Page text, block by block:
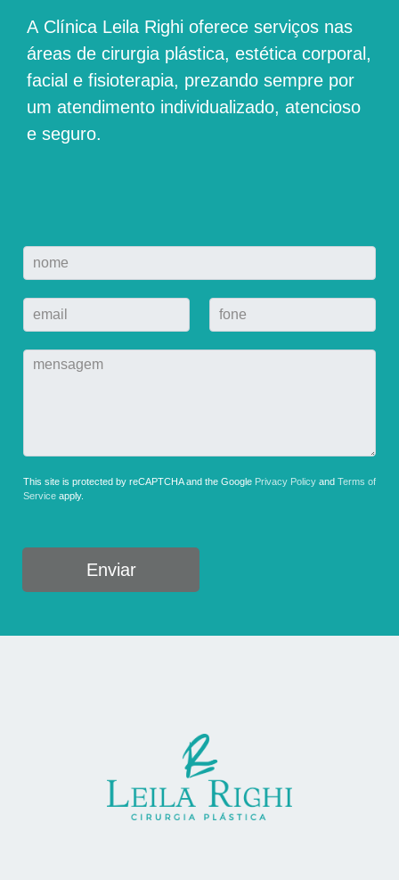
A Clínica Leila Righi oferece serviços nas
áreas de cirurgia plástica, estética corporal,
facial e fisioterapia, prezando sempre por
um atendimento individualizado, atencioso
e seguro.
This site is protected by reCAPTCHA and the Google Privacy Policy and Terms of
Service apply.
Enviar